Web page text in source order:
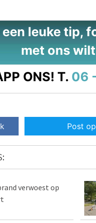
een leuke tip,
met ons
ONS! T. 06
Post
verwoest op